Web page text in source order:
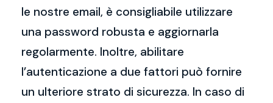
le nostre email, è consigliabile utilizzare
una password robusta e aggiornarla
regolarmente. Inoltre, abilitare
l’autenticazione a due fattori può fornire
un ulteriore strato di sicurezza. In caso di